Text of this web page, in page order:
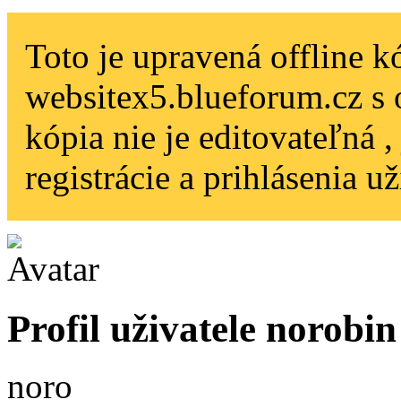
Toto je upravená offline
websitex5.blueforum.cz
kópia nie je editovateľná
registrácie a prihlásenia
Profil uživatele norobin
noro